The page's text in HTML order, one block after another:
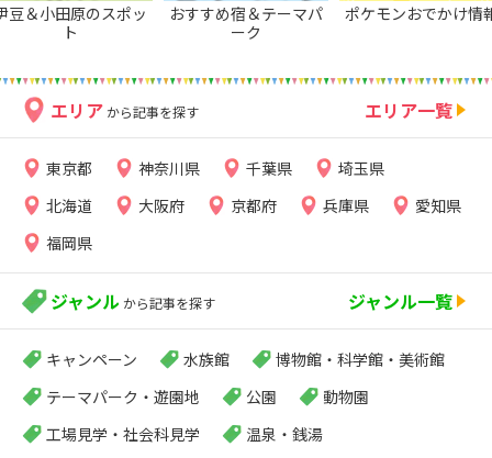
豆＆小田原のスポッ
ト
おすすめ宿＆テーマパ
ーク
ポケモンおでかけ情
エリア から記事を探す エリア一覧
東京都 神奈川県 千葉県
埼玉県
北海道
大阪府 京都府 兵庫県
愛知県
福岡県
ジャンル から記事を探す ジャンル一覧
キャンペーン 水族館
博物館・科学館・美術館
テーマパーク・遊園地
公園
動物園
工場見学・社会科見学
温泉・銭湯